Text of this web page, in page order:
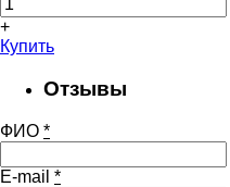
+
Купить
Отзывы
ФИО *
E-mail *